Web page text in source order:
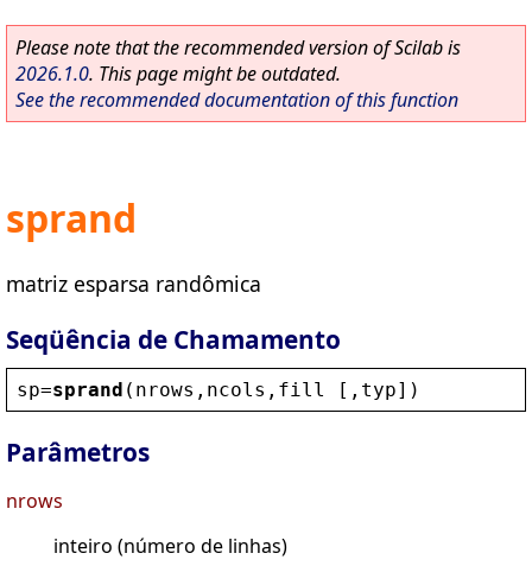
Please note that the recommended version of Scilab is
2026.1.0. This page might be outdated.
See the recommended documentation of this function
sprand
matriz esparsa randômica
Seqüência de Chamamento
sp=sprand ( nrows , ncols , fill [, typ])
Parâmetros
nrows
inteiro (número de linhas)